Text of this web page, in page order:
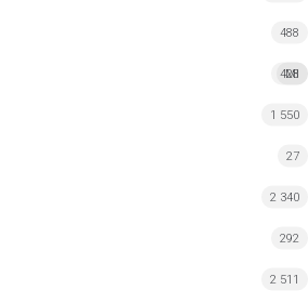
488
MI
428
1 550
27
2 340
292
2 511